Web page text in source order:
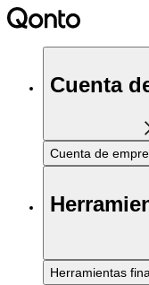
Cuenta
Cuenta de
Herramientas